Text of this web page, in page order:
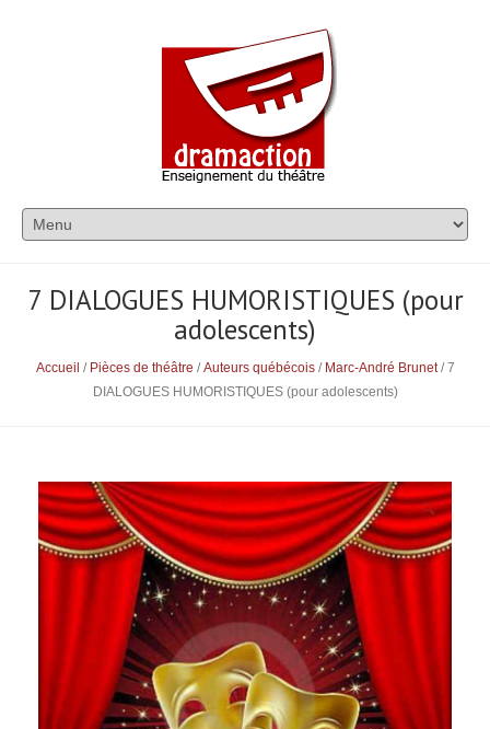
7 DIALOGUES HUMORISTIQUES (pour
adolescents)
Accueil / Pièces de théâtre /Auteurs québécois/ Marc-André Brunet/ 7
DIALOGUES HUMORISTIQUES (pour adolescents)
🔍